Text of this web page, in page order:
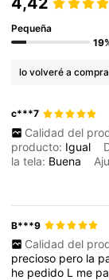
Pequeña
lo volveré a
c***7
Calidad del
producto: Igual
la tela: Buena
B***9
Calidad del
precioso pero la
he pedido L me